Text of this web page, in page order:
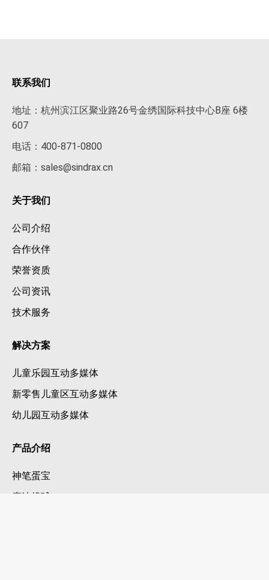
联系我们
地址：杭州滨江区聚业路26号金绣国际科技中心B座 6楼
607
电话：400-871-0800
邮箱：sales@sindrax.cn
关于我们
公司介绍
合作伙伴
荣誉资质
公司资讯
技术服务
解决方案
儿童乐园互动多媒体
新零售儿童区互动多媒体
幼儿园互动多媒体
产品介绍
神笔蛋宝
魔法投球